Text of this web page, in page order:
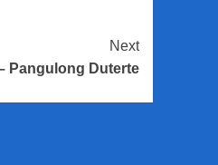
Next
Pangulong Duterte